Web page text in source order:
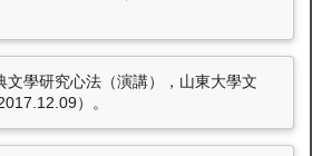
文學研究心法（演講），山東大學文
）。